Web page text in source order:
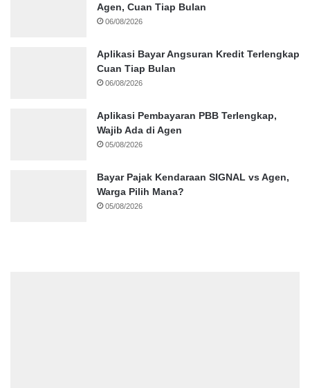
Agen, Cuan Tiap Bulan
06/08/2026
Aplikasi Bayar Angsuran Kredit Terlengkap
Cuan Tiap Bulan
06/08/2026
Aplikasi Pembayaran PBB Terlengkap,
Wajib Ada di Agen
05/08/2026
Bayar Pajak Kendaraan SIGNAL vs Agen,
Warga Pilih Mana?
05/08/2026